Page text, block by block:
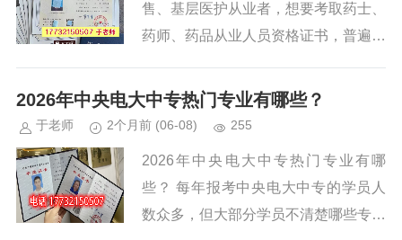
售、基层医护从业者，想要考取药士、
药师、药品从业人员资格证书，普遍卡
求中专及以上医药相关专业，非相关专
业无法通过审核，因此药剂、中药...
2026年中央电大中专热门专业有哪些？
于老师 2个月前 (06-08) 255
2026年中央电大中专热门专业有哪
些？ 每年报考中央电大中专的学员人
数众多，但大部分学员不清楚哪些专业